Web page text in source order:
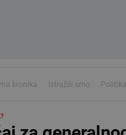
kronika Istražili smo Politika